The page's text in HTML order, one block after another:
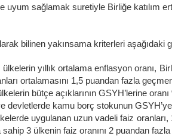
uyum sağlamak suretiyle Birliğe katılım
bilinen yakınsama kriterleri aşağıdaki
ülkelerin yıllık ortalama enflasyon oranı,
ortalamasını 1,5 puandan fazla
bütçe açıklarının GSYH’lerine
devletlerde kamu borç stokunun GSYH’ye
uygulanan uzun vadeli faiz oranları,
3 ülkenin faiz oranını 2 puandan fazla